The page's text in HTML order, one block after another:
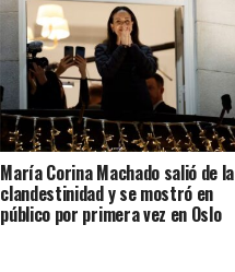
María Corina Machado salió de la
clandestinidad y se mostró en
público por primera vez en Oslo